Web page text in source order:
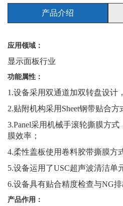
产品介绍
应用领域：
显示面板行业
功能属性：
1.设备采用双通道加双转盘设计
2.贴附机构采用Sheet钢带贴合方
3.Panel采用机械手滚轮撕膜方
膜效率；
4.柔性盖板使用卷料胶带撕膜方
5.设备运用了USC超声波清洁单
6.设备具有贴合精度检查与NG排
产品作用：